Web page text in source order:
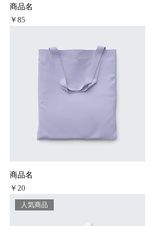
商品名
価格
￥85
商品名
価格
￥20
人気商品